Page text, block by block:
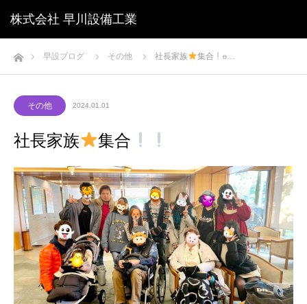
株式会社 早川設備工業
ホーム早設ブログ その他 社長家族 集合 ɵ…
その他 2024.01.01
社長家族 集合